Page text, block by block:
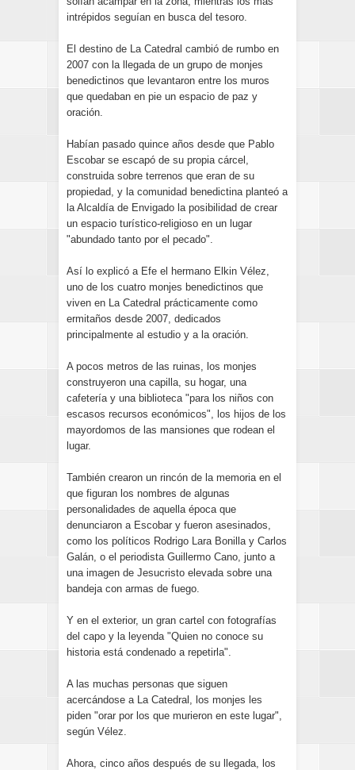
intrépidos seguían en busca del tesoro.
El destino de La Catedral cambió de rumbo en
2007 con la llegada de un grupo de monjes
benedictinos que levantaron entre los muros
que quedaban en pie un espacio de paz y
oración.
Habían pasado quince años desde que Pablo
Escobar se escapó de su propia cárcel,
construida sobre terrenos que eran de su
propiedad, y la comunidad benedictina planteó a
la Alcaldía de Envigado la posibilidad de crear
un espacio turístico-religioso en un lugar
"abundado tanto por el pecado".
Así lo explicó a Efe el hermano Elkin Vélez,
uno de los cuatro monjes benedictinos que
viven en La Catedral prácticamente como
ermitaños desde 2007, dedicados
principalmente al estudio y a la oración.
A pocos metros de las ruinas, los monjes
construyeron una capilla, su hogar, una
cafetería y una biblioteca "para los niños con
escasos recursos económicos", los hijos de los
mayordomos de las mansiones que rodean el
lugar.
También crearon un rincón de la memoria en el
que figuran los nombres de algunas
personalidades de aquella época que
denunciaron a Escobar y fueron asesinados,
como los políticos Rodrigo Lara Bonilla y Carlos
Galán, o el periodista Guillermo Cano, junto a
una imagen de Jesucristo elevada sobre una
bandeja con armas de fuego.
Y en el exterior, un gran cartel con fotografías
del capo y la leyenda "Quien no conoce su
historia está condenado a repetirla".
A las muchas personas que siguen
acercándose a La Catedral, los monjes les
piden "orar por los que murieron en este lugar",
según Vélez.
Ahora, cinco años después de su llegada, los